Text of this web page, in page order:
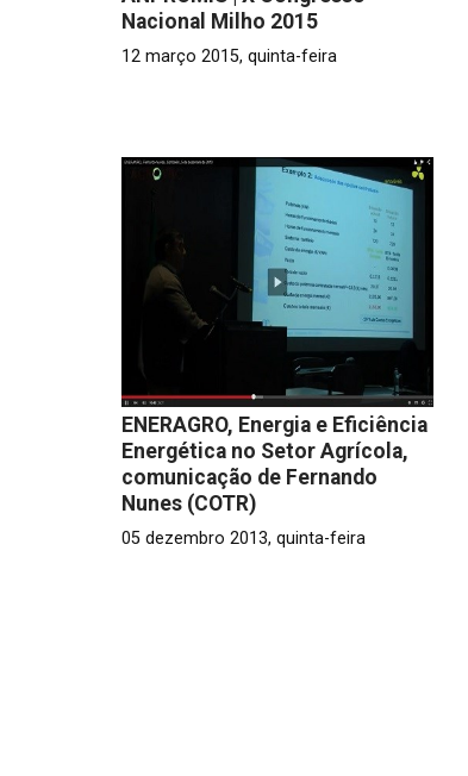
Nacional Milho 2015
12 março 2015, quinta-feira
ENERAGRO, Energia e Eficiência
Energética no Setor Agrícola,
comunicação de Fernando
Nunes (COTR)
05 dezembro 2013, quinta-feira